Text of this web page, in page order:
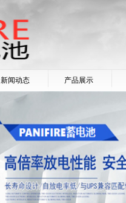
新闻动态 产品展示